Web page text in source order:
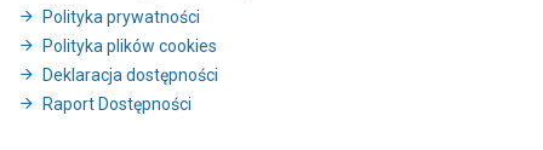
Polityka prywatności
Polityka plików cookies
Deklaracja dostępności
Raport Dostępności